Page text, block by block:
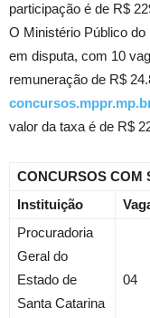
participação é de R$
O Ministério Público
em disputa, com 10
remuneração de R$
valor da taxa é de R$
CONCURSOS COM
Instituição
Procuradoria
Geral do
Estado de
Santa Catarina
04